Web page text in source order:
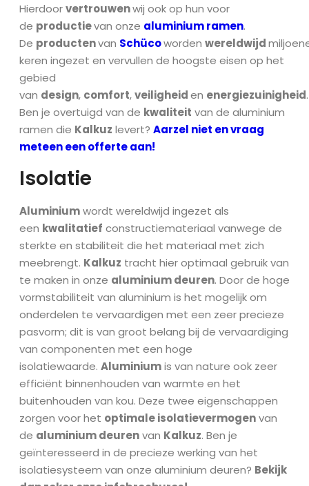
Hierdoorvertrouwenwij ook op hun voor
de productievan onze aluminium ramen.
De productenvan Schücoworden wereldwijd
keren ingezet en vervullen de hoogste eisen op het
gebied
van design, comfort,veiligheiden energiezuinigheid.
Ben je overtuigd van de kwaliteit van de aluminium
ramen die Kalkuz levert? Aarzel niet en vraag
meteen een offerte aan!
Isolatie
Aluminiumwordt wereldwijd ingezet als
een kwalitatief constructiemateriaal vanwege de
sterkte en stabiliteit die het materiaal met zich
meebrengt. Kalkuz tracht hier optimaal gebruik van
te maken in onze aluminium deuren. Door de hoge
vormstabiliteit van aluminium is het mogelijk om
onderdelen te vervaardigen met een zeer precieze
pasvorm; dit is van groot belang bij de vervaardiging
van componenten met een hoge
isolatiewaarde. Aluminiumis van nature ook zeer
efficiënt binnenhouden van warmte en het
buitenhouden van kou. Deze twee eigenschappen
zorgen voor het optimale isolatievermogenvan
de aluminium deurenvan Kalkuz. Ben je
geïnteresseerd in de precieze werking van het
isolatiesysteem van onze aluminium deuren? Bekijk